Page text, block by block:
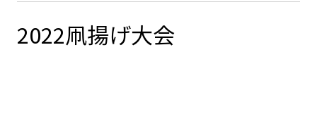
2022凧揚げ大会